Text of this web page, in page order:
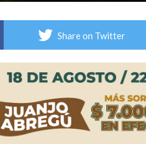
Share on Twitter